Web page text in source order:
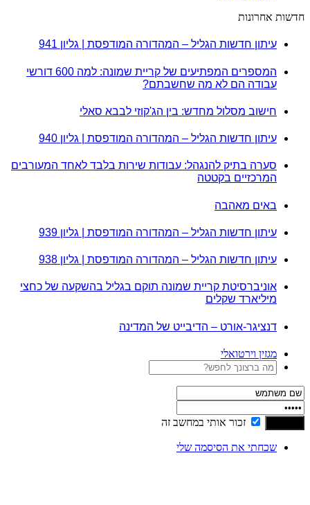
חדשות אחרונות
עיתון חדשות הגליל – המהדורה המודפסת | גליון 941
המספרים המפתיעים של קריית שמונה: למה 600 דורשי
עבודה הם לא מה שחשבתם?
חישוב מסלול מחדש: בין הג'קוזי לבבא סאלי
עיתון חדשות הגליל – המהדורה המודפסת | גליון 940
סערה בתיק להנגהל: עבודות שירות בלבד לאחד המעורבים
המרכזיים בקטטה
באים מאהבה
עיתון חדשות הגליל – המהדורה המודפסת | גליון 939
עיתון חדשות הגליל – המהדורה המודפסת | גליון 938
אוניברסיטת קריית שמונה תוקם בגליל בהשקעה של כחצי
מיליארד שקלים
דנציגר-אורט – הדיבייט של המדינה
מגזין וירטואלי
זכור אותי במחשב זה
שכחתי את הסיסמה שלי